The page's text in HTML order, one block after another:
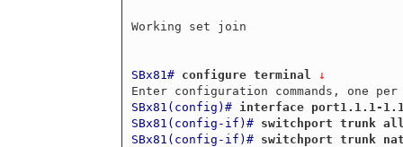
Working set join
SBx81# configure terminal ↓
SBx81(config)#
interface port1.1.1-
SBx81(config-if)#
switchport trunk
SBx81(config-if)#
switchport trunk